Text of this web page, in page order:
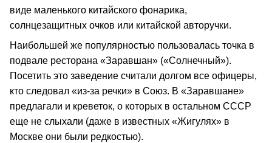
виде маленького китайского фонарика,
солнцезащитных очков или китайской авторучки.
Наибольшей же популярностью пользовалась точка в
подвале ресторана «Заравшан» («Солнечный»).
Посетить это заведение считали долгом все офицеры,
кто следовал «из-за речки» в Союз. В «Заравшане»
предлагали и креветок, о которых в остальном СССР
еще не слыхали (даже в известных «Жигулях» в
Москве они были редкостью).